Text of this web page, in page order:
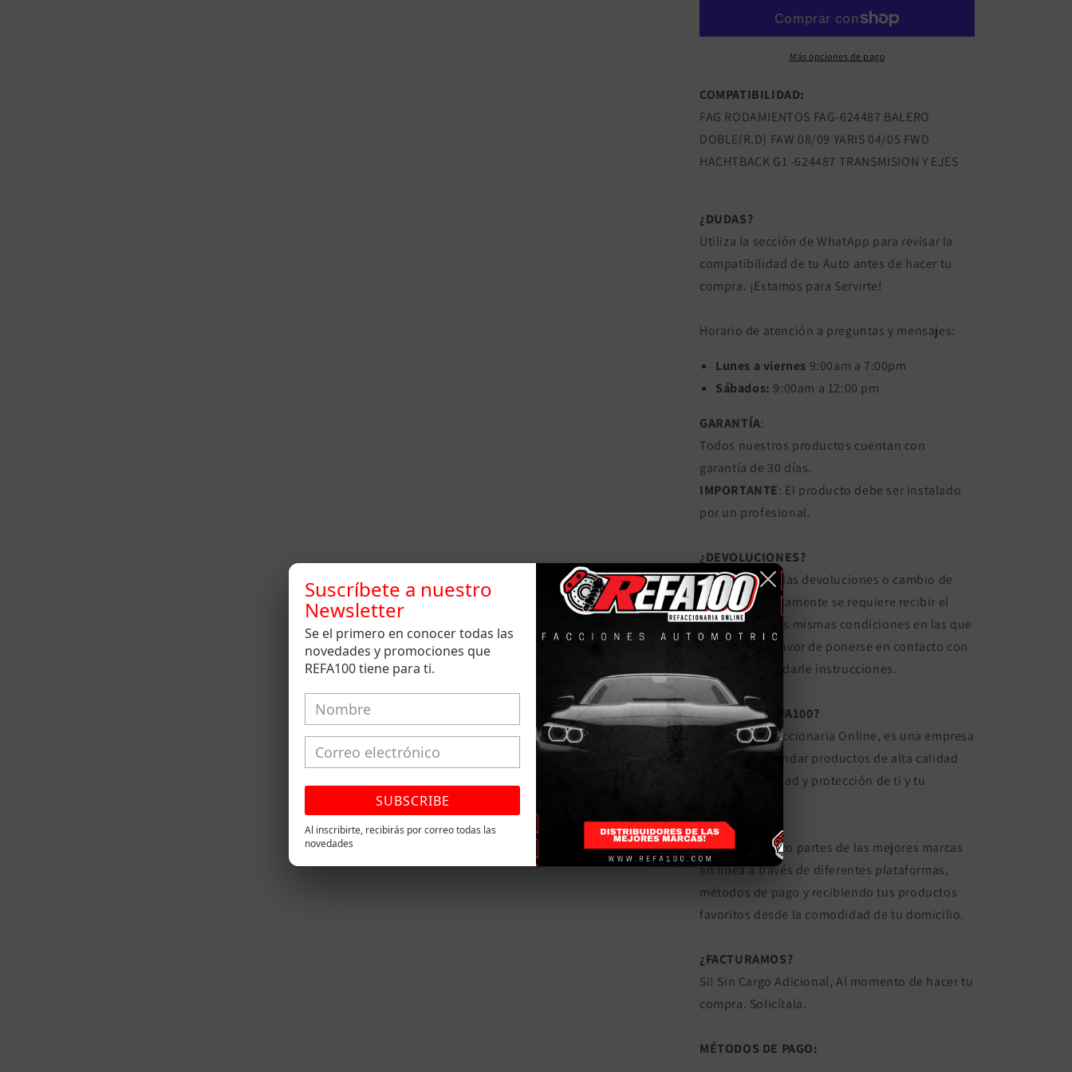
DOBLE(R.D)
08/09
FWD
HACHTBACK
G1
TOYOTA
DOBLE(R.D)
FAW
08/09
YARIS
FWD
HACHTBACK
G1
TOYOTA
Más opciones de pago
COMPATIBILIDAD:
FAG RODAMIENTOS FAG-624487 BALERO
DOBLE(R.D) FAW 08/09 YARIS 04/05 FWD
HACHTBACK G1 -624487 TRANSMISION Y EJES
¿DUDAS?
Utiliza la sección de WhatApp para revisar la
compatibilidad de tu Auto antes de hacer tu
compra. ¡Estamos para Servirte!
Horario de atención a preguntas y mensajes:
Lunes a viernes 9:00am a 7:00pm
Sábados: 9:00am a 12:00 pm
GARANTÍA:
Todos nuestros productos cuentan con
garantía de 30 días.
IMPORTANTE: El producto debe ser instalado
por un profesional.
¿DEVOLUCIONES?
Si, Se aceptan las devoluciones o cambio de
producto. Únicamente se requiere recibir el
producto en las mismas condiciones en las que
fue enviado. Favor de ponerse en contacto con
nosotros para darle instrucciones.
¿POR QUE REFA100?
REFA100 | Refaccionaria Online, es una empresa
enfocada a brindar productos de alta calidad
para la seguridad y protección de ti y tu
Ofreciendo auto partes de las mejores marcas
en línea a través de diferentes plataformas,
métodos de pago y recibiendo tus productos
favoritos desde la comodidad de tu domicilio.
¿FACTURAMOS?
Si! Sin Cargo Adicional, Al momento de hacer tu
compra. Solicítala.
MÉTODOS DE PAGO:
Suscríbete a nuestro
Newsletter
Se el primero en conocer todas las
novedades y promociones que
REFA100 tiene para ti.
SUBSCRIBE
Al inscribirte, recibirás por correo todas las
novedades